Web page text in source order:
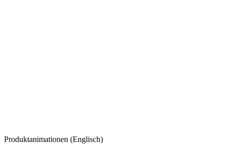
Produktanimationen (Englisch)